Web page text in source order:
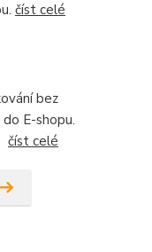
číst celé
bez
E-shopu.
číst celé